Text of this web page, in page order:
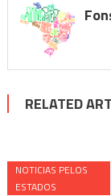
RELATED
NOTICIAS PELOS
ESTADOS